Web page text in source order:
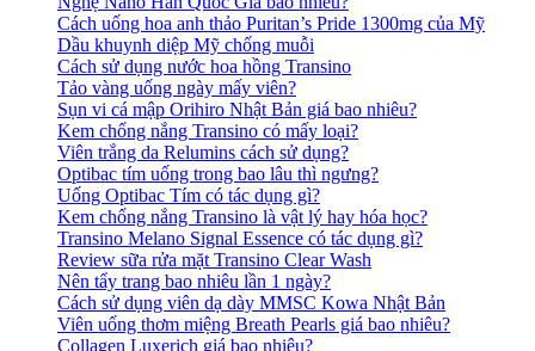
Cách uống hoa anh thảo Puritan’s Pride 1300mg của Mỹ
Dầu khuynh diệp Mỹ chống muỗi
Cách sử dụng nước hoa hồng Transino
Tảo vàng uống ngày mấy viên?
Sụn vi cá mập Orihiro Nhật Bản giá bao nhiêu?
Kem chống nắng Transino có mấy loại?
Viên trắng da Relumins cách sử dụng?
Optibac tím uống trong bao lâu thì ngưng?
Uống Optibac Tím có tác dụng gì?
Kem chống nắng Transino là vật lý hay hóa học?
Transino Melano Signal Essence có tác dụng gì?
Review sữa rửa mặt Transino Clear Wash
Nên tẩy trang bao nhiêu lần 1 ngày?
Cách sử dụng viên dạ dày MMSC Kowa Nhật Bản
Viên uống thơm miệng Breath Pearls giá bao nhiêu?
Collagen Luxerich giá bao nhiêu?